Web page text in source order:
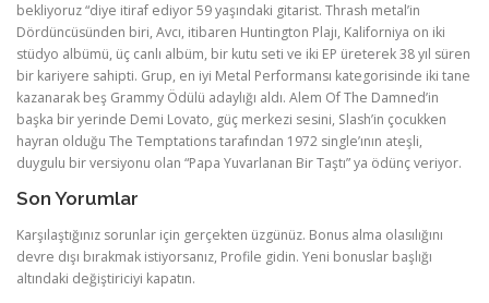
bekliyoruz “diye itiraf ediyor 59 yaşındaki gitarist. Thrash metal’in
Dördüncüsünden biri, Avcı, itibaren Huntington Plajı, Kaliforniya on iki
stüdyo albümü, üç canlı albüm, bir kutu seti ve iki EP üreterek 38 yıl süren
bir kariyere sahipti. Grup, en iyi Metal Performansı kategorisinde iki tane
kazanarak beş Grammy Ödülü adaylığı aldı. Alem Of The Damned’in
başka bir yerinde Demi Lovato, güç merkezi sesini, Slash’in çocukken
hayran olduğu The Temptations tarafından 1972 single’ının ateşli,
duygulu bir versiyonu olan “Papa Yuvarlanan Bir Taştı” ya ödünç veriyor.
Son Yorumlar
Karşılaştığınız sorunlar için gerçekten üzgünüz. Bonus alma olasılığını
devre dışı bırakmak istiyorsanız, Profile gidin. Yeni bonuslar başlığı
altındaki değiştiriciyi kapatın.